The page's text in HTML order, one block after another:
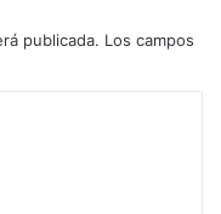
publicada. Los campos